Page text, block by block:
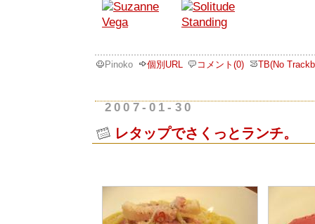
Pinoko 個別URL コメント(0) TB(No
2007-01-30
レタップでさくっとランチ。